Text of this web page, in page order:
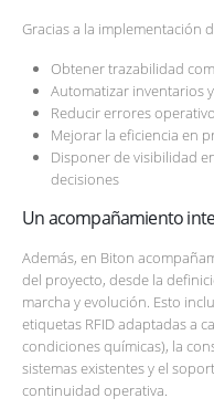
Gracias a la implementación
Obtener trazabilidad
Automatizar inventarios
Reducir errores
Mejorar la eficiencia en
Disponer de visibilidad
decisiones
Un acompañamiento
Además, en Biton
del proyecto, desde la
marcha y evolución. Esto
etiquetas RFID adaptadas a
condiciones químicas), la
sistemas existentes y el
continuidad operativa.